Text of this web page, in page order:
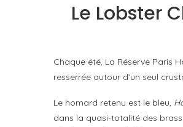
Le Lobster
Chaque été, La Réserve Paris
resserrée autour d’un seul
Le homard retenu est le bleu,
dans la quasi-totalité des